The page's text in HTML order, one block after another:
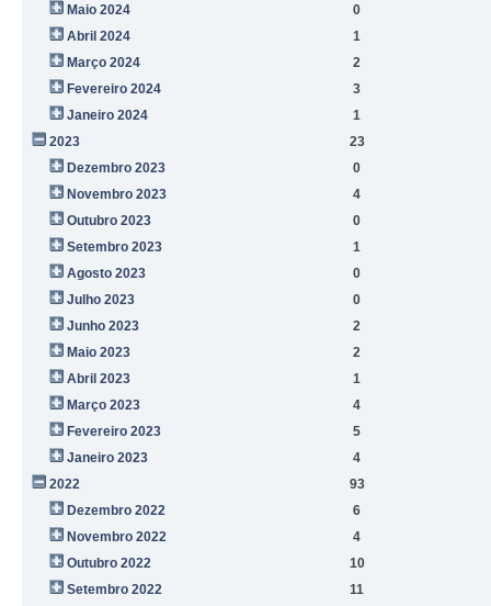
Maio 2024
0
Abril 2024
1
Março 2024
2
Fevereiro 2024
3
Janeiro 2024
1
2023
23
Dezembro 2023
0
Novembro 2023
4
Outubro 2023
0
Setembro 2023
1
Agosto 2023
0
Julho 2023
0
Junho 2023
2
Maio 2023
2
Abril 2023
1
Março 2023
4
Fevereiro 2023
5
Janeiro 2023
4
2022
93
Dezembro 2022
6
Novembro 2022
4
Outubro 2022
10
Setembro 2022
11